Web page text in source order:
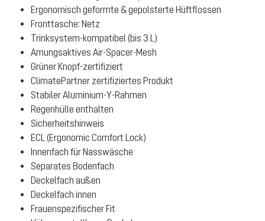
Ergonomisch geformte & gepolsterte Hüftflossen
Fronttasche: Netz
Trinksystem-kompatibel (bis 3 L)
Amungsaktives Air-Spacer-Mesh
Grüner Knopf-zertifiziert
ClimatePartner zertifiziertes Produkt
Stabiler Aluminium-Y-Rahmen
Regenhülle enthalten
Sicherheitshinweis
ECL (Ergonomic Comfort Lock)
Innenfach für Nasswäsche
Separates Bodenfach
Deckelfach außen
Deckelfach innen
Frauenspezifischer Fit